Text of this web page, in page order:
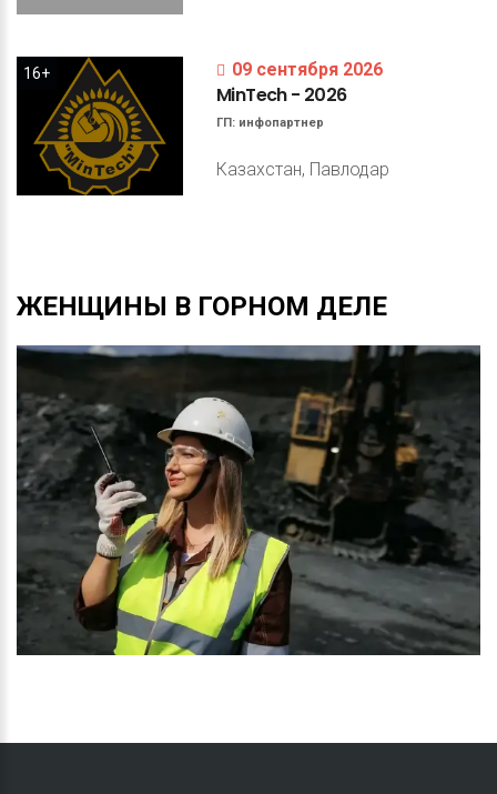
16+ 09 сентября 2026
MinTech- 2026
ГП: инфопартнер
Казахстан, Павлодар
ЖЕНЩИНЫ В ГОРНОМ ДЕЛЕ